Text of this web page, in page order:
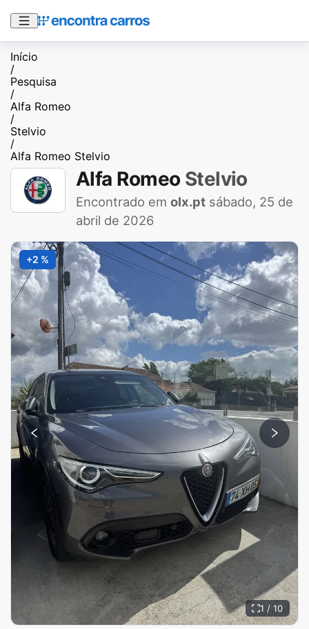
Início
/
Pesquisa
/
Alfa Romeo
/
Stelvio
/
Alfa Romeo Stelvio
Alfa Romeo Stelvio
Encontrado em olx.pt sábado, 25 de
abril de 2026
+2 %
1 / 10